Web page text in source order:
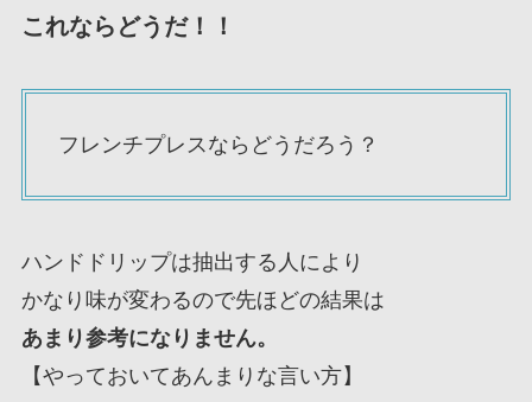
これならどうだ！！
フレンチプレスならどうだろう？
ハンドドリップは抽出する人により
かなり味が変わるので先ほどの結果は
あまり参考になりません。
【やっておいてあんまりな言い方】